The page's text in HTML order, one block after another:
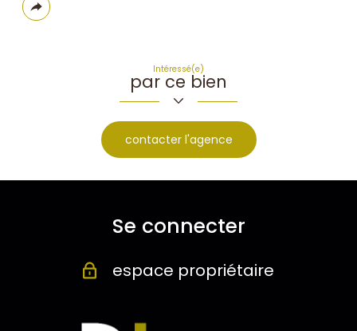
Plus
de
Intéressé(e)
par ce bien
contacter l'agence
Se connecter
espace propriétaire